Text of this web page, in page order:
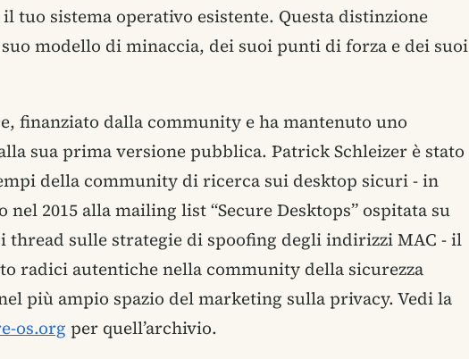
tuo sistema operativo esistente. Questa distinzione
modello di minaccia, dei suoi punti di forza e dei suoi
finanziato dalla community e ha mantenuto uno
sua prima versione pubblica. Patrick Schleizer è stato
della community di ricerca sui desktop sicuri - in
2015 alla mailing list “Secure Desktops” ospitata su
thread sulle strategie di spoofing degli indirizzi MAC - il
radici autentiche nella community della sicurezza
più ampio spazio del marketing sulla privacy. Vedi la
os.org per quell’archivio.